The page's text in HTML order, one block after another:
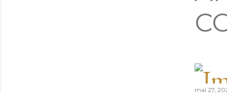
mai 27,